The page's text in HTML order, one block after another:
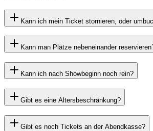
Kann ich mein Ticket stornieren, oder
Kann man Plätze nebeneinander
Kann ich nach Showbeginn noch rein?
Gibt es eine Altersbeschränkung?
Gibt es noch Tickets an der Abendkasse?